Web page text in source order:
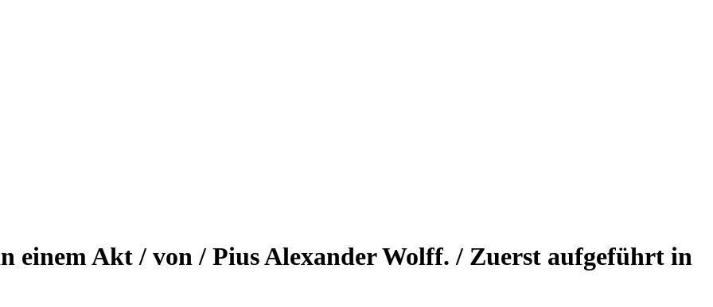
einem Akt / von / Pius Alexander Wolff. / Zuerst aufgeführt in